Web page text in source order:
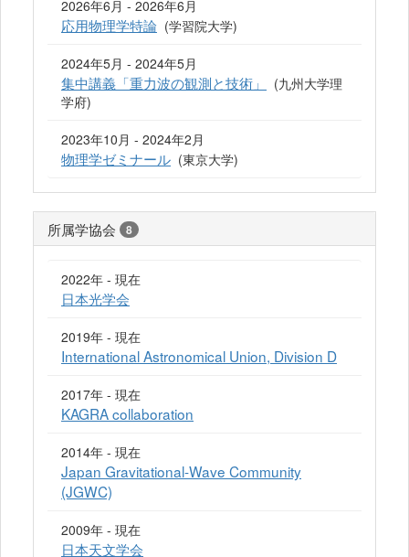
2026年6月 - 2026年6月
応用物理学特論 (学習院大学)
2024年5月 - 2024年5月
集中講義「重力波の観測と技術」
(九州大学理
学府)
2023年10月 - 2024年2月
物理学ゼミナール (東京大学)
所属学協会 8
2022年 - 現在
日本光学会
2019年 - 現在
International Astronomical Union, Division D
2017年 - 現在
KAGRA collaboration
2014年 - 現在
Japan Gravitational-Wave Community
(JGWC)
2009年 - 現在
日本天文学会